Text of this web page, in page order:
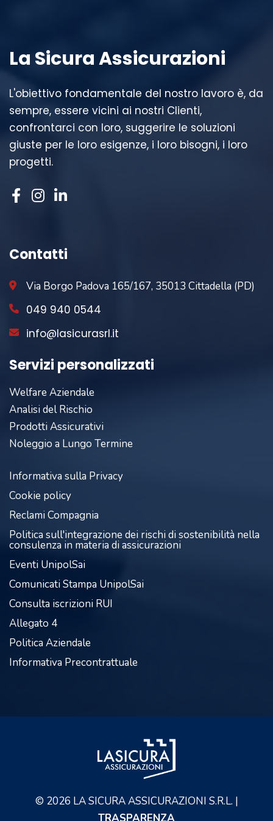
La Sicura Assicurazioni
L'obiettivo fondamentale del nostro lavoro è, da
sempre, essere vicini ai nostri Clienti,
confrontarci con loro, suggerire le soluzioni
giuste per le loro esigenze, i loro bisogni, i loro
progetti.
Contatti
Via Borgo Padova 165/167, 35013 Cittadella (PD)
049 940 0544
info@lasicurasrl.it
Servizi personalizzati
Welfare Aziendale
Analisi del Rischio
Prodotti Assicurativi
Noleggio a Lungo Termine
Informativa sulla Privacy
Cookie policy
Reclami Compagnia
Politica sull'integrazione dei rischi di sostenibilità nella
consulenza in materia di assicurazioni
Eventi UnipolSai
Comunicati Stampa UnipolSai
Consulta iscrizioni RUI
Allegato 4
Politica Aziendale
Informativa Precontrattuale
© 2026 LA SICURA ASSICURAZIONI S.R.L. |